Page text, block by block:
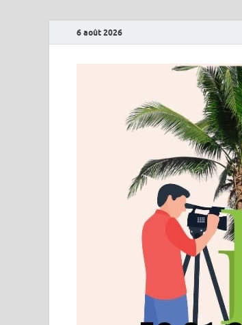
6 août 2026